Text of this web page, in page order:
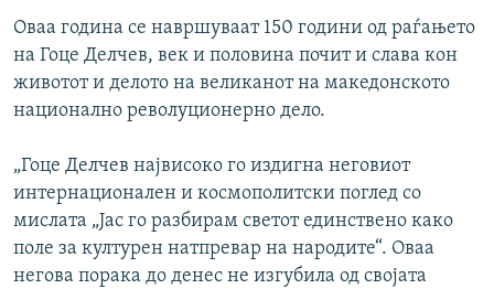
Оваа година се навршуваат 150 години од раѓањето
на Гоце Делчев, век и половина почит и слава кон
животот и делото на великанот на македонското
национално револуционерно дело.
„Гоце Делчев највисоко го издигна неговиот
интернационален и космополитски поглед со
мислата „Јас го разбирам светот единствено како
поле за културен натпревар на народите“. Оваа
негова порака до денес не изгубила од својата